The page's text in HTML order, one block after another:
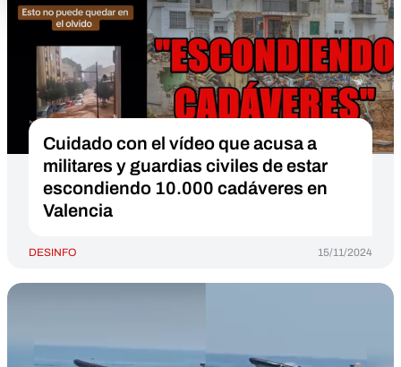
Cuidado con el vídeo que acusa a
militares y guardias civiles de estar
escondiendo 10.000 cadáveres en
Valencia
DESINFO 15/11/2024